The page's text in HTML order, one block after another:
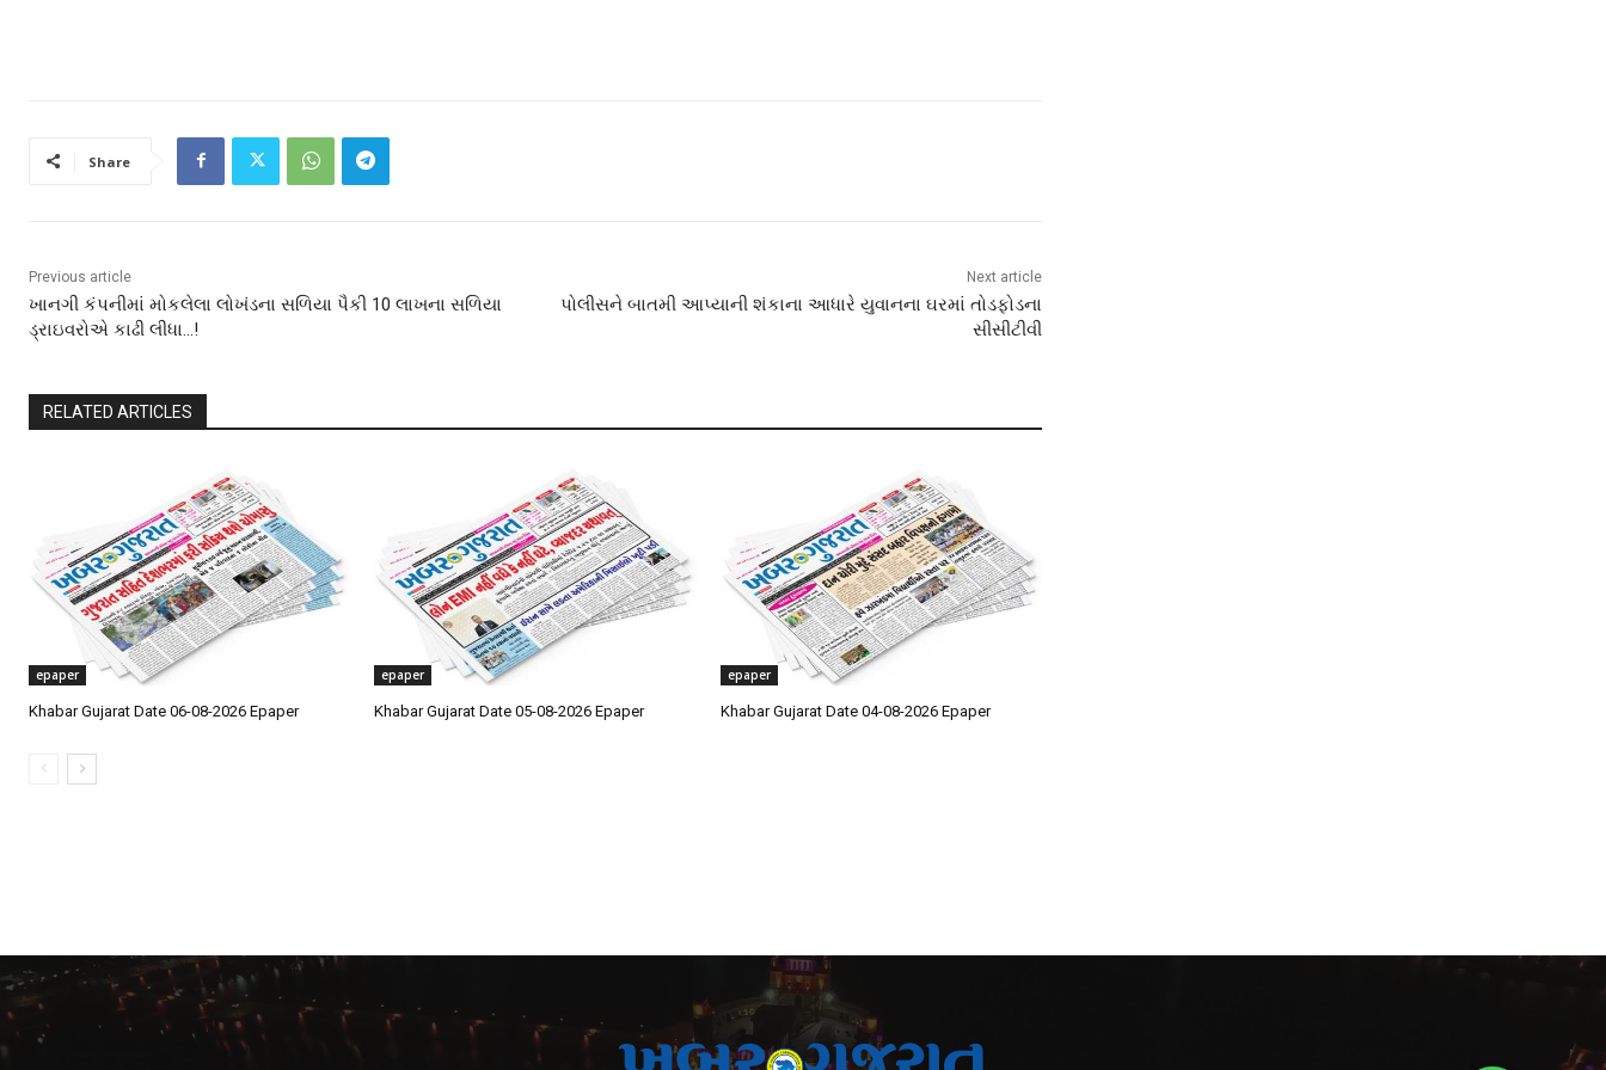
Share
Previous article
ખાનગી કંપનીમાં મોકલેલા લોખંડના સળિયા પૈકી 10 લાખના સળિયા
ડ્રાઇવરોએ કાઢી લીધા…!
Next article
પોલીસને બાતમી આપ્યાની શંકાના આધારે યુવાનના ઘરમાં તોડફોડના
સીસીટીવી
RELATED ARTICLES
epaper
Khabar Gujarat Date 06-08-2026 Epaper
epaper
Khabar Gujarat Date 05-08-2026 Epaper
epaper
Khabar Gujarat Date 04-08-2026 Epaper